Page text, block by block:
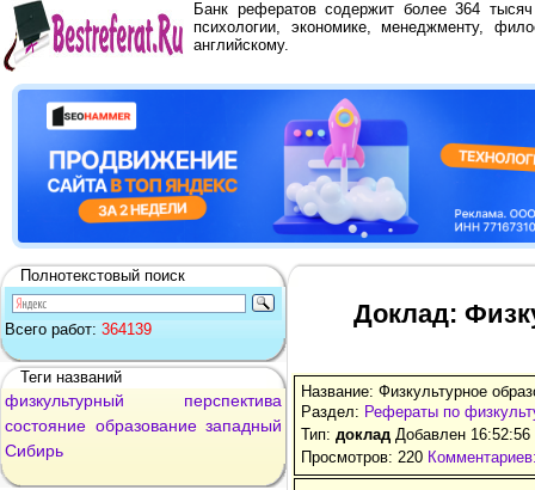
Банк рефератов содержит более 364
психологии, экономике, менеджменту,
английскому.
Полнотекстовый поиск
Всего работ: 364139
Теги названий
физкультурный
перспектива
состояние образование западный
Сибирь
Доклад:
Название: Физкультурное
Раздел: Рефераты по
Тип: доклад Добавлен
Просмотров: 220